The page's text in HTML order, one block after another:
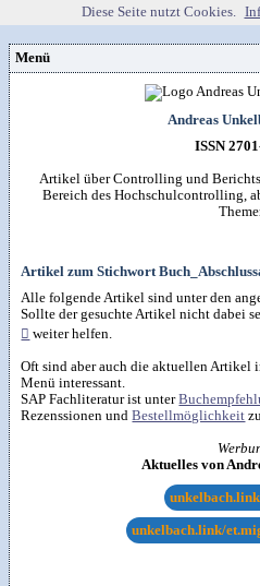
Menü
unkelbach.expert
Internet (149)
Office (90)
RSS-Feed
Apps für Android
Webempfehlungen
Workshop & Seminar
Autorenleben
Weitere Projekte
Impressum&Datenschutzerklärung
Andreas
ISSN
Artikel über Controlling und
Bereich des Hochschulcontrolling,
Artikel zum Stichwort
Alle folgende Artikel sind unter den
Sollte der gesuchte Artikel nicht dabei
 weiter helfen.
Oft sind aber auch die aktuellen Artikel
Menü interessant.
SAP Fachliteratur ist unter
Rezenssionen undBestellmöglichkeit
Aktuelles von
unkelbach.link/
Diese Seite nutzt Cookies.